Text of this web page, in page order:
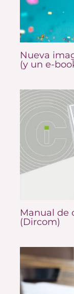
Nueva
(y un e-
Manual de
(Dircom)